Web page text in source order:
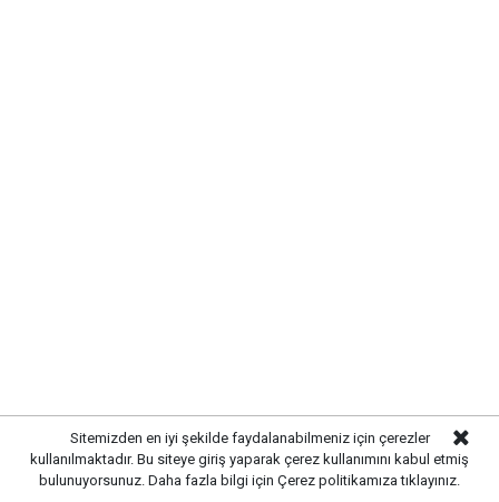
Sitemizden en iyi şekilde faydalanabilmeniz için çerezler
kullanılmaktadır. Bu siteye giriş yaparak çerez kullanımını kabul etmiş
bulunuyorsunuz. Daha fazla bilgi için Çerez politikamıza tıklayınız.